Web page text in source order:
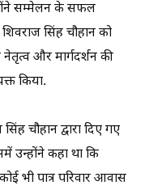
सम्मेलन के सफल
सिंह चौहान को
और मार्गदर्शन की
किया.
चौहान द्वारा दिए गए
उन्होंने कहा था कि
भी पात्र परिवार आवास